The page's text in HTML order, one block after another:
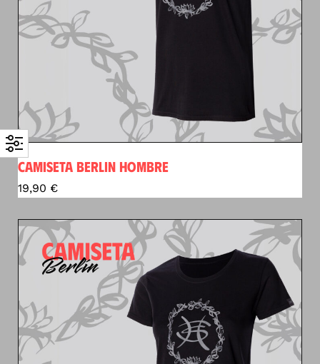
CAMISETA BERLIN HOMBRE
19,90 €